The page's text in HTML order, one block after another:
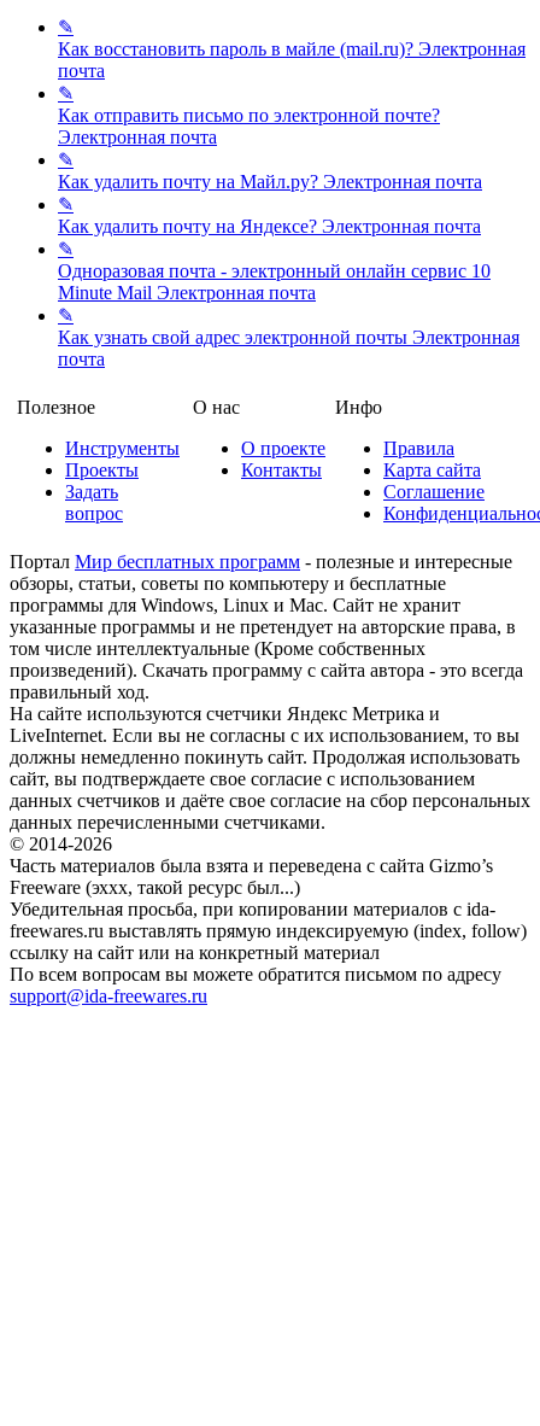
✎
Как восстановить пароль в майле (mail.ru)? Электронная
почта
✎
Как отправить письмо по электронной почте?
Электронная почта
✎
Как удалить почту на Майл.ру? Электронная почта
✎
Как удалить почту на Яндексе? Электронная почта
✎
Одноразовая почта - электронный онлайн сервис 10
Minute Mail Электронная почта
✎
Как узнать свой адрес электронной почты Электронная
почта
Полезное
Инструменты
Проекты
Задать
вопрос
О нас
О проекте
Контакты
Инфо
Правила
Карта сайта
Соглашение
Портал Мир бесплатных программ - полезные и интересные
обзоры, статьи, советы по компьютеру и бесплатные
программы для Windows, Linux и Mac. Сайт не хранит
указанные программы и не претендует на авторские права, в
том числе интеллектуальные (Кроме собственных
произведений). Скачать программу с сайта автора - это всегда
правильный ход.
На сайте используются счетчики Яндекс Метрика и
LiveInternet. Если вы не согласны с их использованием, то вы
должны немедленно покинуть сайт. Продолжая использовать
сайт, вы подтверждаете свое согласие с использованием
данных счетчиков и даёте свое согласие на сбор персональных
данных перечисленными счетчиками.
© 2014-2026
Часть материалов была взята и переведена с сайта Gizmo’s
Freeware (эххх, такой ресурс был...)
Убедительная просьба, при копировании материалов с ida-
freewares.ru выставлять прямую индексируемую (index, follow)
ссылку на сайт или на конкретный материал
По всем вопросам вы можете обратится письмом по адресу
support@ida-freewares.ru